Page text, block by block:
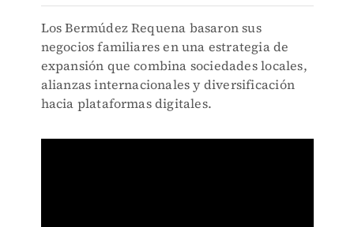
Los Bermúdez Requena basaron sus
negocios familiares en una estrategia de
expansión que combina sociedades locales,
alianzas internacionales y diversificación
hacia plataformas digitales.